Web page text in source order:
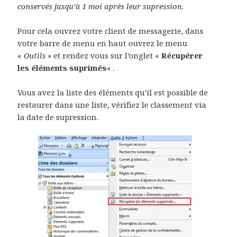
conservés jusqu’à 1 moi après leur supression.
Pour cela ouvrez votre client de messagerie, dans
votre barre de menu en haut ouvrez le menu
«Outils » et rendez vous sur l’onglet «Récupérer
les éléments suprimés« .
Vous avez la liste des éléments qu’il est possible de
restaurer dans une liste, vérifiez le classement via
la date de supression.